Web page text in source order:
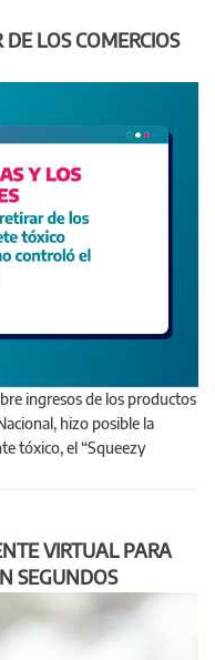
LOS COMERCIOS
hizo posible la
tóxico, el “Squeezy
VIRTUAL PARA
SEGUNDOS